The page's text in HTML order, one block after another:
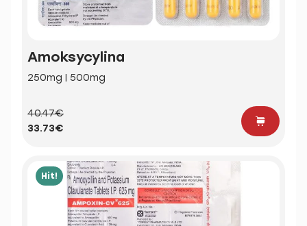
Amoksycylina
250mg | 500mg
40.47€
33.73€
Hit!